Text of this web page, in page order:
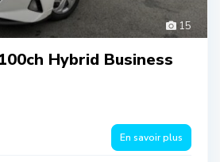
15
Hybrid Business
En savoir plus